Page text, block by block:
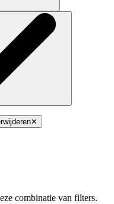
✕
combinatie van filters.